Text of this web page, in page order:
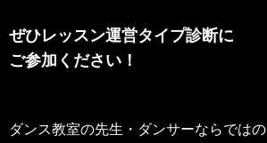
ぜひレッスン運営タイプ診断に
ご参加ください！
ダンス教室の先生・ダンサーならではの